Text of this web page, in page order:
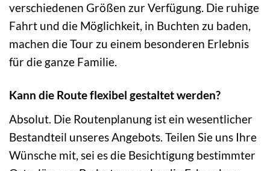
verschiedenen Größen zur Verfügung. Die ruhige
Fahrt und die Möglichkeit, in Buchten zu baden,
machen die Tour zu einem besonderen Erlebnis
für die ganze Familie.
Kann die Route flexibel gestaltet werden?
Absolut. Die Routenplanung ist ein wesentlicher
Bestandteil unseres Angebots. Teilen Sie uns Ihre
Wünsche mit, sei es die Besichtigung bestimmter